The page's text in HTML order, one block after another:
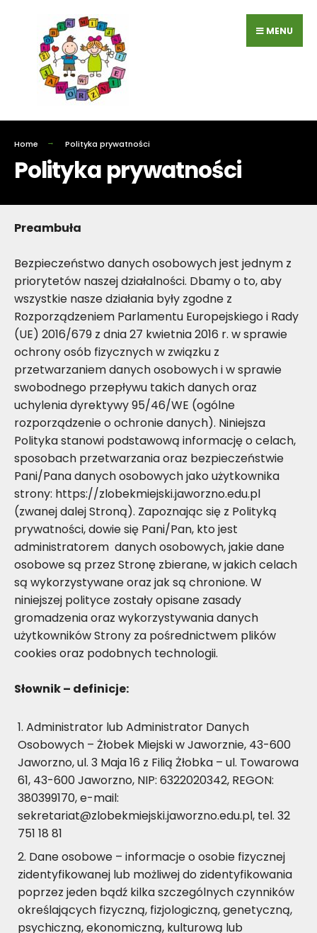
zawartości
MENU
Home Polityka prywatności
Polityka prywatności
Preambuła
Bezpieczeństwo danych osobowych jest jednym z
priorytetów naszej działalności. Dbamy o to, aby
wszystkie nasze działania były zgodne z
Rozporządzeniem Parlamentu Europejskiego i Rady
(UE) 2016/679 z dnia 27 kwietnia 2016 r. w sprawie
ochrony osób fizycznych w związku z
przetwarzaniem danych osobowych i w sprawie
swobodnego przepływu takich danych oraz
uchylenia dyrektywy 95/46/WE (ogólne
rozporządzenie o ochronie danych). Niniejsza
Polityka stanowi podstawową informację o celach,
sposobach przetwarzania oraz bezpieczeństwie
Pani/Pana danych osobowych jako użytkownika
strony: https://zlobekmiejski.jaworzno.edu.pl
(zwanej dalej Stroną). Zapoznając się z Polityką
prywatności, dowie się Pani/Pan, kto jest
administratorem danych osobowych, jakie dane
osobowe są przez Stronę zbierane, w jakich celach
są wykorzystywane oraz jak są chronione. W
niniejszej polityce zostały opisane zasady
gromadzenia oraz wykorzystywania danych
użytkowników Strony za pośrednictwem plików
cookies oraz podobnych technologii.
Słownik – definicje:
Administrator lub Administrator Danych
Osobowych – Żłobek Miejski w Jaworznie, 43-600
Jaworzno, ul. 3 Maja 16 z Filią Żłobka – ul. Towarowa
61, 43-600 Jaworzno, NIP: 6322020342, REGON:
380399170, e-mail:
sekretariat@zlobekmiejski.jaworzno.edu.pl, tel. 32
751 18 81
Dane osobowe – informacje o osobie fizycznej
zidentyfikowanej lub możliwej do zidentyfikowania
poprzez jeden bądź kilka szczególnych czynników
określających fizyczną, fizjologiczną, genetyczną,
psychiczną, ekonomiczną, kulturową lub